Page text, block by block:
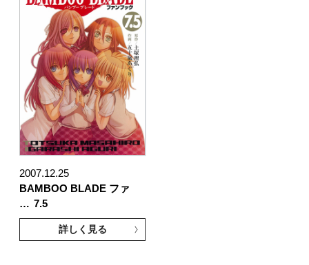
2007.12.25
BAMBOO BLADE ファ
… 7.5
詳しく見る